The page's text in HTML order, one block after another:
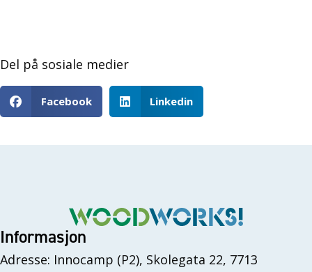
Del på sosiale medier
Facebook Linkedin
Informasjon
Adresse: Innocamp (P2), Skolegata 22, 7713